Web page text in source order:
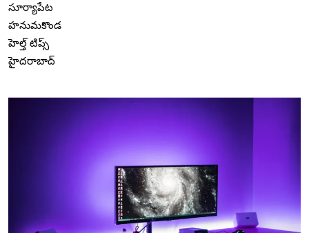
సూర్యాపేట
హనుమకొండ
హెల్త్ టిప్స్
హైదరాబాద్